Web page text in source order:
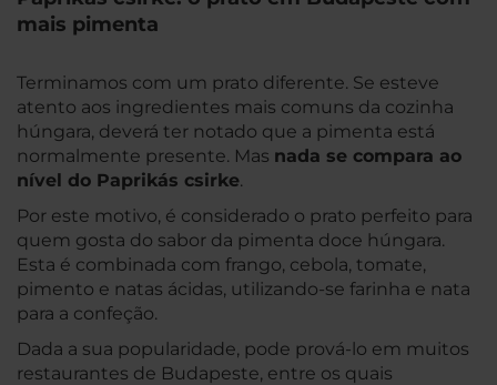
mais pimenta
Terminamos com um prato diferente. Se esteve
atento aos ingredientes mais comuns da cozinha
húngara, deverá ter notado que a pimenta está
normalmente presente. Mas nada se compara ao
nível do Paprikás csirke.
Por este motivo, é considerado o prato perfeito para
quem gosta do sabor da pimenta doce húngara.
Esta é combinada com frango, cebola, tomate,
pimento e natas ácidas, utilizando-se farinha e nata
para a confeção.
Dada a sua popularidade, pode prová-lo em muitos
restaurantes de Budapeste, entre os quais